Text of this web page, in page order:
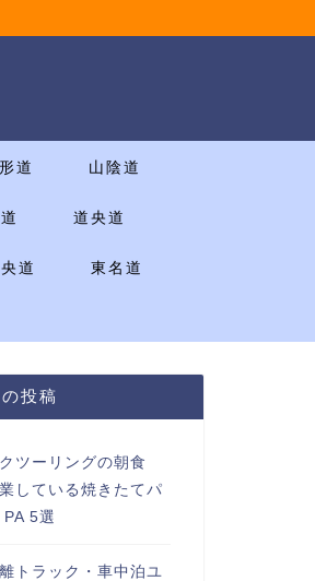
道 山陰道
道央道
道 東名道
投稿
ツーリングの朝食
している焼きたてパ
5選
トラック・車中泊ユ